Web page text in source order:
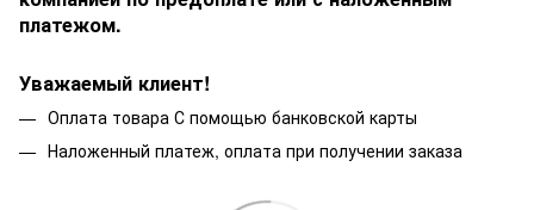
платежом.
Уважаемый клиент!
Оплата товара С помощью банковской карты
Наложенный платеж, оплата при получении заказа